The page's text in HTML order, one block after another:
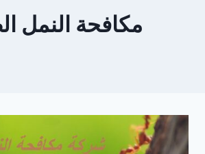
مكافحة النمل